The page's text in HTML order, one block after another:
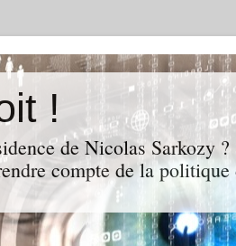
!
de Nicolas Sarkozy
compte de la politique